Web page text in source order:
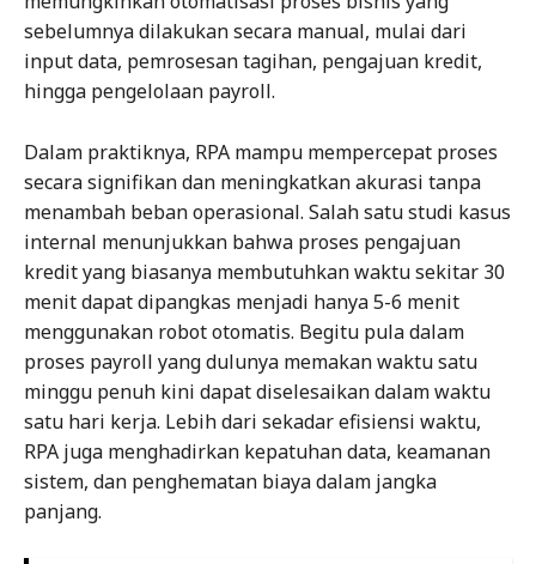
sebelumnya dilakukan secara manual, mulai dari
input data, pemrosesan tagihan, pengajuan kredit,
hingga pengelolaan payroll.
Dalam praktiknya, RPA mampu mempercepat proses
secara signifikan dan meningkatkan akurasi tanpa
menambah beban operasional. Salah satu studi kasus
internal menunjukkan bahwa proses pengajuan
kredit yang biasanya membutuhkan waktu sekitar 30
menit dapat dipangkas menjadi hanya 5-6 menit
menggunakan robot otomatis. Begitu pula dalam
proses payroll yang dulunya memakan waktu satu
minggu penuh kini dapat diselesaikan dalam waktu
satu hari kerja. Lebih dari sekadar efisiensi waktu,
RPA juga menghadirkan kepatuhan data, keamanan
sistem, dan penghematan biaya dalam jangka
panjang.